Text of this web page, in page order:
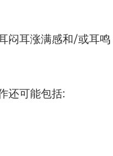
闷耳涨满感和/或耳鸣
还可能包括: